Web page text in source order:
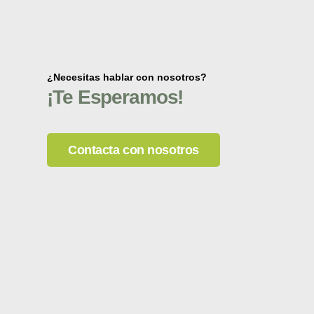
¿Necesitas hablar con nosotros?
¡Te Esperamos!
Contacta con nosotros